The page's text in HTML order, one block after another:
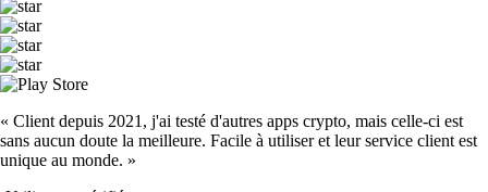
« Client depuis 2021, j'ai testé d'autres apps crypto, mais celle-ci est
sans aucun doute la meilleure. Facile à utiliser et leur service client est
unique au monde. »